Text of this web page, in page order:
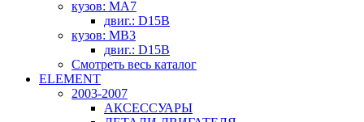
кузов: MA7
двиг.: D15B
кузов: MB3
двиг.: D15B
Смотреть весь каталог
ELEMENT
2003-2007
АКСЕССУАРЫ